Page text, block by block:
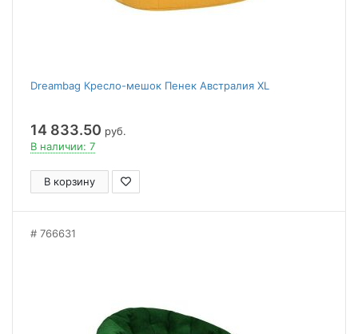
Dreambag Кресло-мешок Пенек Австралия XL
14 833.50 руб.
В наличии: 7
В корзину
766631